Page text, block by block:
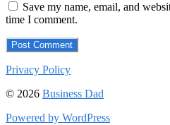
Save my name, email, and
time I comment.
Privacy Policy
© 2026 Business Dad
Powered by WordPress